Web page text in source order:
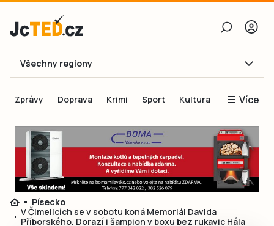
E-mail
Obnovit heslo
Přihlásit se
Všechny regiony
Zprávy Doprava Krimi Sport Kultura Více
Blogy
Inspirace
Čtenáři píší
Speciální přílohy
Písecko
V Čimelicích se v sobotu koná Memoriál Davida
Příborského. Dorazí i šampion v boxu bez rukavic Hála